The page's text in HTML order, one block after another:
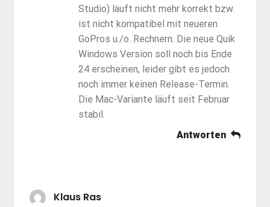
Studio) läuft nicht mehr korrekt bzw.
ist nicht kompatibel mit neueren
GoPros u./o. Rechnern. Die neue Quik
Windows Version soll noch bis Ende
24 erscheinen, leider gibt es jedoch
noch immer keinen Release-Termin.
Die Mac-Variante läuft seit Februar
stabil.
Antworten
Klaus Ras